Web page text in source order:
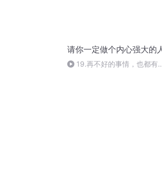
请你一定做个内心强大的
19.再不好的事情，也都有